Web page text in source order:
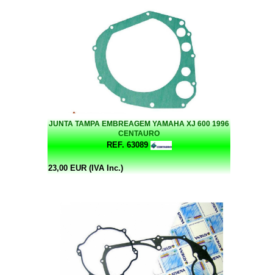
JUNTA TAMPA EMBREAGEM YAMAHA XJ 600 1996
CENTAURO
REF. 63089
23,00 EUR (IVA Inc.)